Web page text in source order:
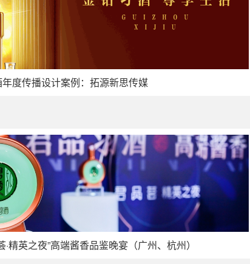
年度传播设计案例：拓源新思传媒
·精英之夜”高端酱香品鉴晚宴（广州、杭州）